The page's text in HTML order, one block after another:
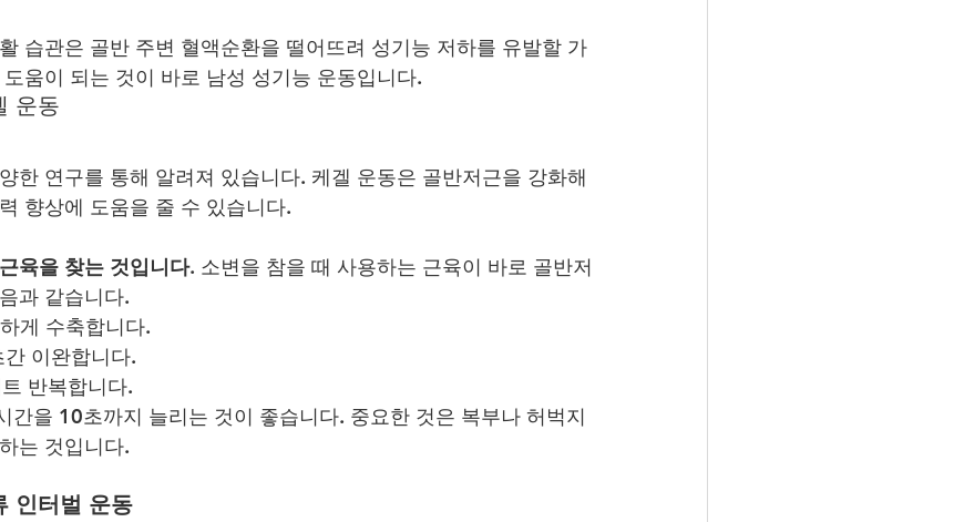
습관은 골반 주변 혈액순환을 떨어뜨려 성기능 저하를 유발할 가
움이 되는 것이 바로 남성 성기능 운동입니다.
운동
한 연구를 통해 알려져 있습니다. 케겔 운동은 골반저근을 강화해
향상에 도움을 줄 수 있습니다.
육을 찾는 것입니다. 소변을 참을 때 사용하는 근육이 바로 골반저
과 같습니다.
게 수축합니다.
이완합니다.
반복합니다.
간을 10초까지 늘리는 것이 좋습니다. 중요한 것은 복부나 허벅지
는 것입니다.
인터벌 운동